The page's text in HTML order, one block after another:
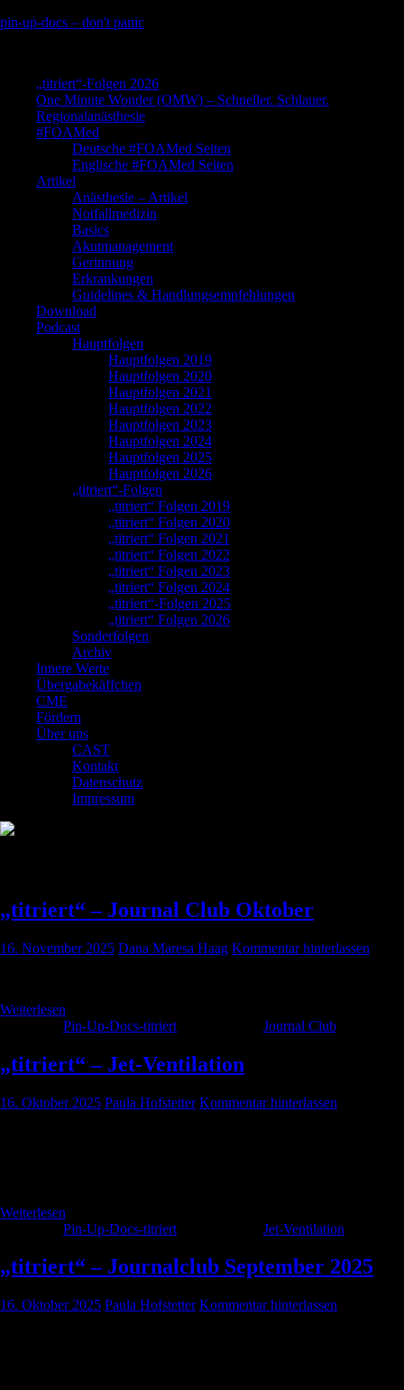
Skip
pin-up-docs – don't panic
„titriert“-Folgen 2026
One Minute Wonder (OMW) – Schneller. Schlauer.
Regionalanästhesie
#FOAMed
Deutsche #FOAMed Seiten
Englische #FOAMed Seiten
Artikel
Anästhesie – Artikel
Notfallmedizin
Basics
Akutmanagement
Gerinnung
Erkrankungen
Guidelines & Handlungsempfehlungen
Download
Podcast
Hauptfolgen
Hauptfolgen 2019
Hauptfolgen 2020
Hauptfolgen 2021
Hauptfolgen 2022
Hauptfolgen 2023
Hauptfolgen 2024
Hauptfolgen 2025
Hauptfolgen 2026
„titriert“-Folgen
„titriert“ Folgen 2019
„titriert“ Folgen 2020
„titriert“ Folgen 2021
„titriert“ Folgen 2022
„titriert“ Folgen 2023
„titriert“ Folgen 2024
„titriert“-Folgen 2025
„titriert“ Folgen 2026
Sonderfolgen
Archiv
Innere Werte
Übergabekäffchen
CME
Fördern
Über uns
CAST
Kontakt
Datenschutz
Impressum
„titriert“ – Journal Club Oktober
16. November 2025 Dana Maresa Haag Kommentar hinterlassen
Weiterlesen
Pin-Up-Docs-titriert Journal Club
„titriert“ – Jet-Ventilation
16. Oktober 2025 Paula Hofstetter Kommentar hinterlassen
Weiterlesen
Pin-Up-Docs-titriert Jet-Ventilation
„titriert“ – Journalclub September 2025
16. Oktober 2025 Paula Hofstetter Kommentar hinterlassen